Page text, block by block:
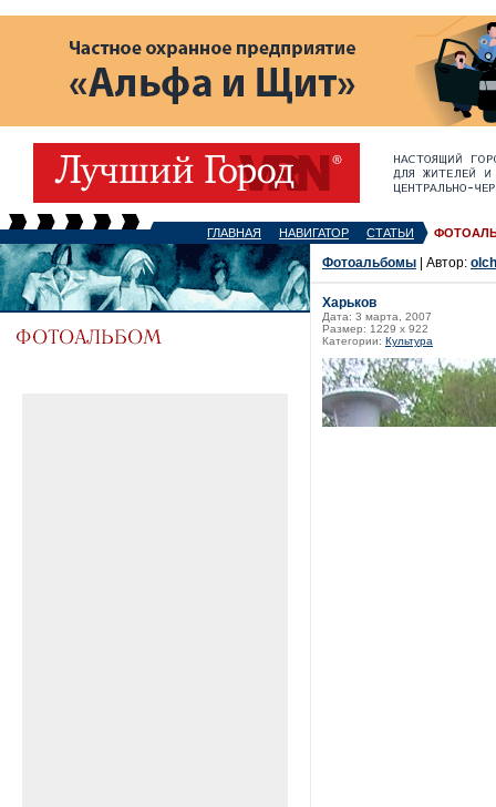
ГЛАВНАЯ НАВИГАТОР СТАТЬИ
Фотоальбомы | Автор:
Харьков
Дата: 3 марта, 2007
Размер: 1229 x 922
Категории: Культура